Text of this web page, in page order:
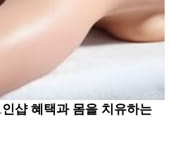
샵 혜택과 몸을 치유하는